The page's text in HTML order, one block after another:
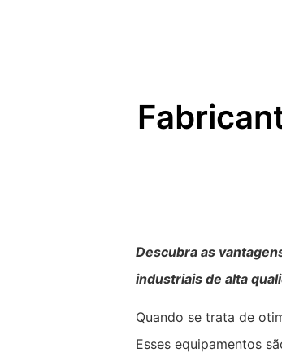
Descubra as
industriais de alta
Quando se trata de
Esses equipamentos